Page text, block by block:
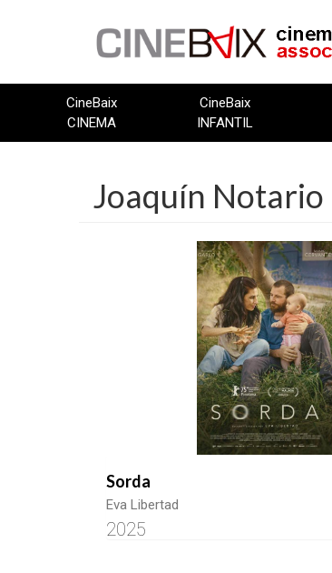
CineBaix
CINEMA
CineBaix
INFANTIL
Joaquín Notario
Sorda
Eva Libertad
2025